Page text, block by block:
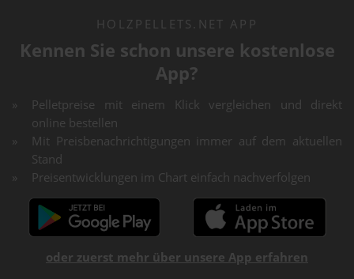
HOLZPELLETS.NET APP
Kennen Sie schon unsere kostenlose
App?
Pelletpreise mit einem Klick vergleichen und direkt
online bestellen
Mit Preisbenachrichtigungen immer auf dem aktuellen
Stand
Preisentwicklungen im Chart einfach nachverfolgen
oder zuerst mehr über unsere App erfahren